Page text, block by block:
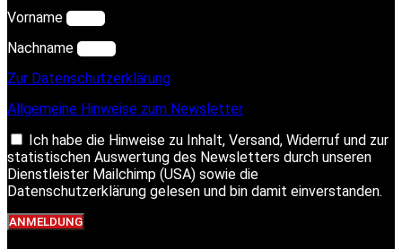
Vorname
Nachname
Zur Datenschutzerklärung
Allgemeine Hinweise zum Newsletter
Ich habe die Hinweise zu Inhalt, Versand, Widerruf und zur
statistischen Auswertung des Newsletters durch unseren
Dienstleister Mailchimp (USA) sowie die
Datenschutzerklärung gelesen und bin damit einverstanden.
ANMELDUNG